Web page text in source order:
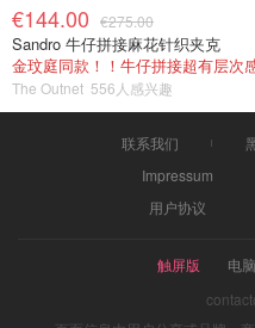
€144.00 €275.00
Sandro 牛仔拼接麻花针织夹克
金玟庭同款！！牛仔拼接超有层次
The Outnet 556人感兴趣
联系我们
Impressum
用户协议
触屏版 电